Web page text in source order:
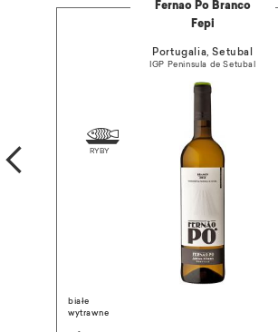
Fernao Po Branco
Fepi
Portugalia, Setubal
IGP Peninsula de Setubal
białe
wytrawne